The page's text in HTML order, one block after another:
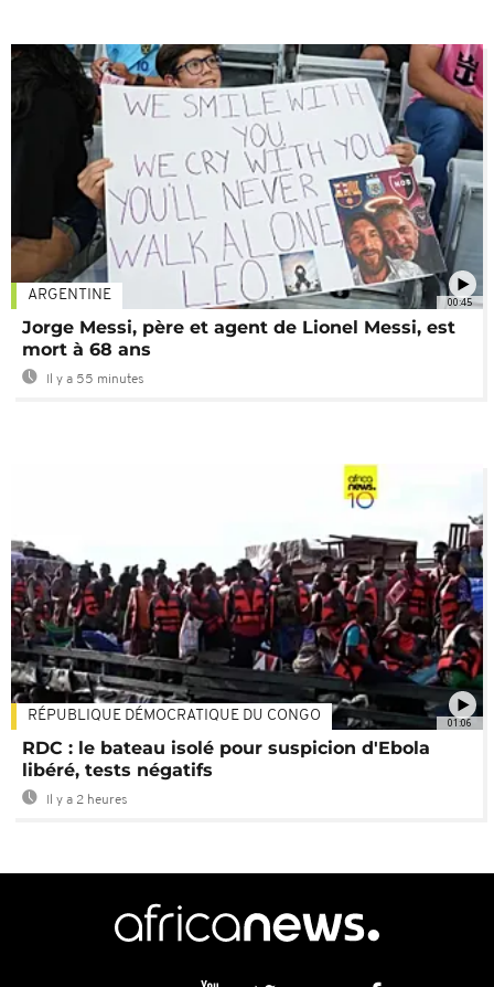
00:45
ARGENTINE
Jorge Messi, père et agent de Lionel Messi, est
mort à 68 ans
Il y a 55 minutes
01:06
RÉPUBLIQUE DÉMOCRATIQUE DU CONGO
RDC : le bateau isolé pour suspicion d'Ebola
libéré, tests négatifs
Il y a 2 heures